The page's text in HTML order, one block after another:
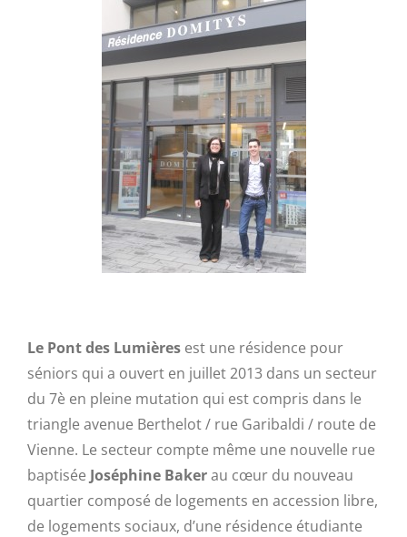
Le Pont des Lumières est une résidence pour
séniors qui a ouvert en juillet 2013 dans un secteur
du 7è en pleine mutation qui est compris dans le
triangle avenue Berthelot / rue Garibaldi / route de
Vienne. Le secteur compte même une nouvelle rue
baptisée Joséphine Bakerau cœur du nouveau
quartier composé de logements en accession libre,
de logements sociaux, d’une résidence étudiante